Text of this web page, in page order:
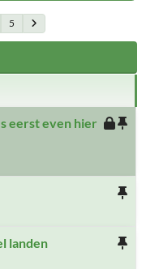
5
eerst even hier
landen